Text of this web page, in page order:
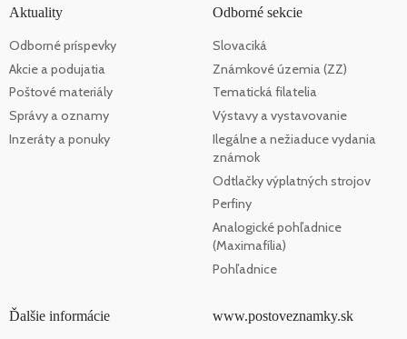
Aktuality
Odborné príspevky
Akcie a podujatia
Poštové materiály
Správy a oznamy
Inzeráty a ponuky
Odborné sekcie
Slovaciká
Známkové územia (ZZ)
Tematická filatelia
Výstavy a vystavovanie
Ilegálne a nežiaduce vydania
známok
Odtlačky výplatných strojov
Perfiny
Analogické pohľadnice
(Maximafília)
Pohľadnice
Ďalšie informácie www.postoveznamky.sk